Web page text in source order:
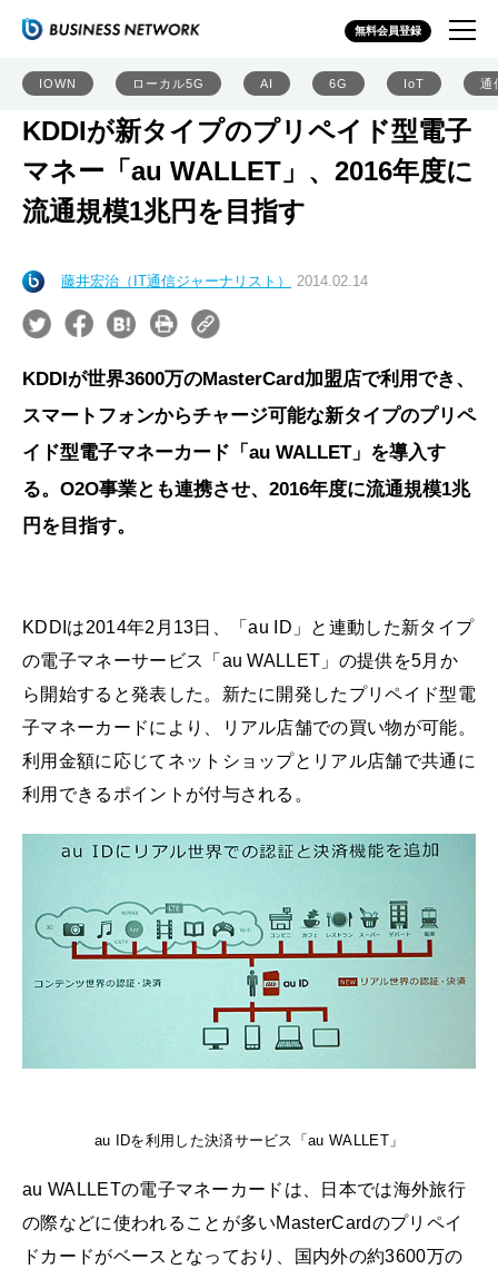
無料会員登録
IOWN ローカル5G AI 6G IoT 通
KDDIが新タイプのプリペイド型電子
マネー「au WALLET」、2016年度に
流通規模1兆円を目指す
藤井宏治（IT通信ジャーナリスト） 2014.02.14
KDDIが世界3600万のMasterCard加盟店で利用でき、
スマートフォンからチャージ可能な新タイプのプリペ
イド型電子マネーカード「au WALLET」を導入す
る。O2O事業とも連携させ、2016年度に流通規模1兆
円を目指す。
KDDIは2014年2月13日、「au ID」と連動した新タイプ
の電子マネーサービス「au WALLET」の提供を5月か
ら開始すると発表した。新たに開発したプリペイド型電
子マネーカードにより、リアル店舗での買い物が可能。
利用金額に応じてネットショップとリアル店舗で共通に
利用できるポイントが付与される。
au IDを利用した決済サービス「au WALLET」
au WALLETの電子マネーカードは、日本では海外旅行
の際などに使われることが多いMasterCardのプリペイ
ドカードがベースとなっており、国内外の約3600万の